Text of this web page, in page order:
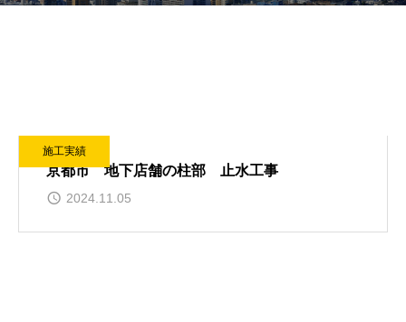
施工実績
京都市 地下店舗の柱部 止水工事
2024.11.05